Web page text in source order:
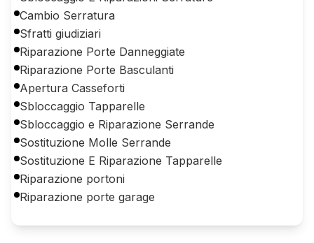
Cambio Serratura
Sfratti giudiziari
Riparazione Porte Danneggiate
Riparazione Porte Basculanti
Apertura Casseforti
Sbloccaggio Tapparelle
Sbloccaggio e Riparazione Serrande
Sostituzione Molle Serrande
Sostituzione E Riparazione Tapparelle
Riparazione portoni
Riparazione porte garage